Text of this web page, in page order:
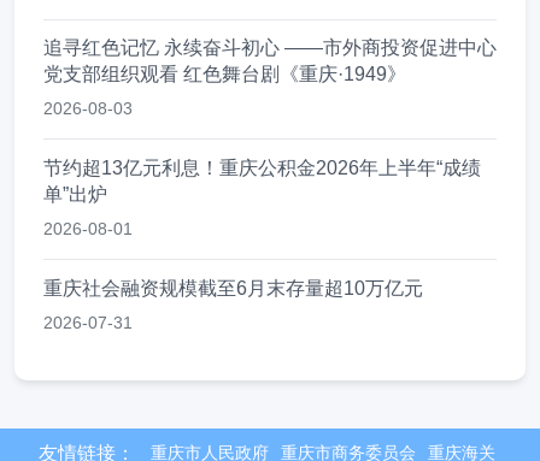
追寻红色记忆 永续奋斗初心 ——市外商投资促进中心
党支部组织观看 红色舞台剧《重庆·1949》
2026-08-03
节约超13亿元利息！重庆公积金2026年上半年“成绩
单”出炉
2026-08-01
重庆社会融资规模截至6月末存量超10万亿元
2026-07-31
友情链接： 重庆市人民政府 重庆市商务委员会 重庆海关